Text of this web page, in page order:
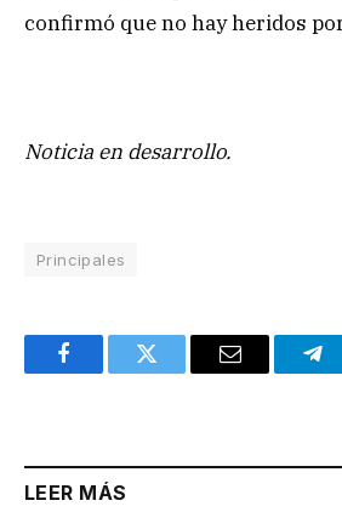
confirmó que no hay heridos
Noticia en desarrollo.
Principales
FacebookTwitter Email
LEER MÁS